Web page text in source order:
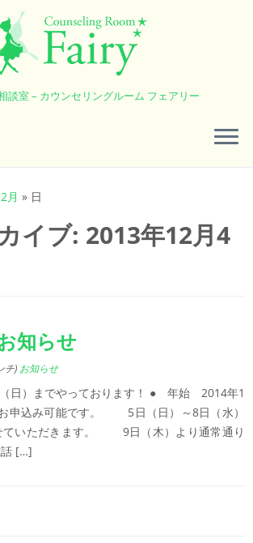
談室 – カウンセリングルーム フェアリー
月 » 日
イブ: 2013年12月4
知らせ
チ) お知らせ
）までやっております！ ● 年始 2014年1
申込み可能です。 5日（日）～8日（水）
ていただきます。 9日（木）より通常通り
[…]